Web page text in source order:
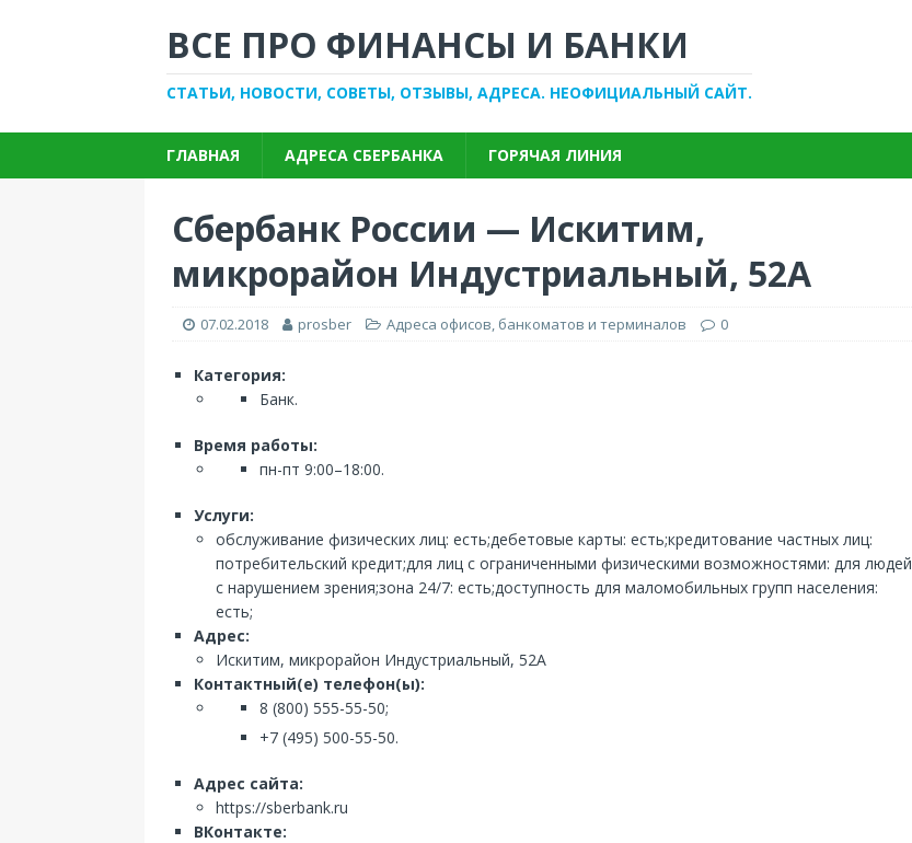
ВСЕ ПРО ФИНАНСЫ И БАНКИ
СТАТЬИ, НОВОСТИ, СОВЕТЫ, ОТЗЫВЫ, АДРЕСА. НЕОФИЦИАЛЬНЫЙ САЙТ.
ГЛАВНАЯ АДРЕСА СБЕРБАНКА ГОРЯЧАЯ ЛИНИЯ
Сбербанк России — Искитим,
микрорайон Индустриальный, 52А
07.02.2018 prosber Адреса офисов, банкоматов и терминалов 0
Категория:
Банк.
Время работы:
пн-пт 9:00–18:00.
Услуги:
обслуживание физических лиц: есть;дебетовые карты: есть;кредитование частных лиц:
потребительский кредит;для лиц с ограниченными физическими возможностями: для людей
с нарушением зрения;зона 24/7: есть;доступность для маломобильных групп населения:
есть;
Адрес:
Искитим, микрорайон Индустриальный, 52А
Контактный(е) телефон(ы):
8 (800) 555-55-50;
+7 (495) 500-55-50.
Адрес сайта:
https://sberbank.ru
ВКонтакте: